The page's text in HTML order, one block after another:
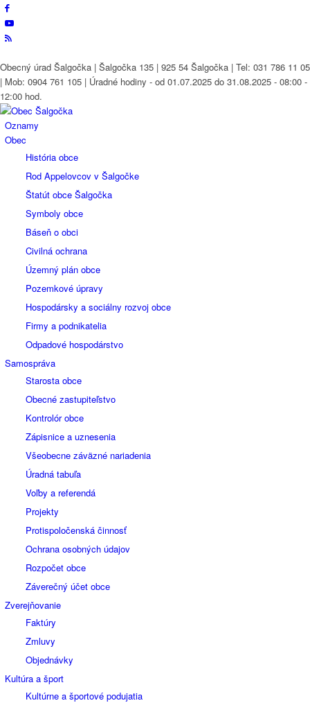
Obecný úrad Šalgočka | Šalgočka 135 | 925 54 Šalgočka | Tel: 031 786 11 05
| Mob: 0904 761 105 | Úradné hodiny - od 01.07.2025 do 31.08.2025 - 08:00 -
12:00 hod.
Oznamy
Obec
História obce
Rod Appelovcov v Šalgočke
Štatút obce Šalgočka
Symboly obce
Báseň o obci
Civilná ochrana
Územný plán obce
Pozemkové úpravy
Hospodársky a sociálny rozvoj obce
Firmy a podnikatelia
Odpadové hospodárstvo
Samospráva
Starosta obce
Obecné zastupiteľstvo
Kontrolór obce
Zápisnice a uznesenia
Všeobecne záväzné nariadenia
Úradná tabuľa
Voľby a referendá
Projekty
Protispoločenská činnosť
Ochrana osobných údajov
Rozpočet obce
Záverečný účet obce
Zverejňovanie
Faktúry
Zmluvy
Objednávky
Kultúra a šport
Kultúrne a športové podujatia